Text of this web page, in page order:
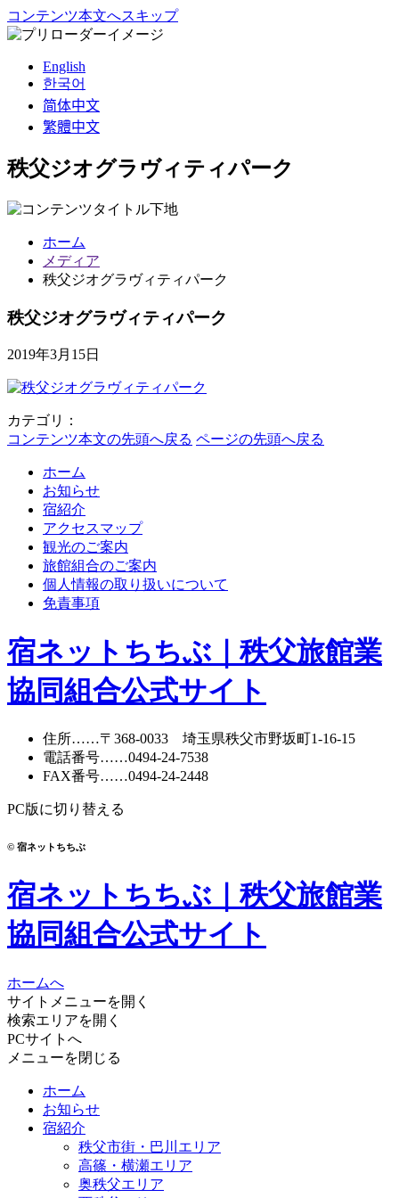
コンテンツ本文へスキップ
English
한국어
简体中文
繁體中文
秩父ジオグラヴィティパーク
ホーム
メディア
秩父ジオグラヴィティパーク
秩父ジオグラヴィティパーク
2019年3月15日
カテゴリ：
コンテンツ本文の先頭へ戻る ページの先頭へ戻る
ホーム
お知らせ
宿紹介
アクセスマップ
観光のご案内
旅館組合のご案内
個人情報の取り扱いについて
免責事項
宿ネットちちぶ｜秩父旅館業
協同組合公式サイト
住所……〒368-0033 埼玉県秩父市野坂町1-16-15
電話番号……0494-24-7538
FAX番号……0494-24-2448
PC版に切り替える
© 宿ネットちちぶ
宿ネットちちぶ｜秩父旅館業
協同組合公式サイト
ホームへ
サイトメニューを開く
検索エリアを開く
PCサイトへ
メニューを閉じる
ホーム
お知らせ
宿紹介
秩父市街・巴川エリア
高篠・横瀬エリア
奥秩父エリア